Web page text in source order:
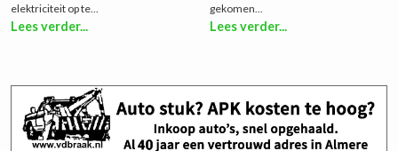
elektriciteit op te...
Lees verder...
gekomen...
Lees verder...